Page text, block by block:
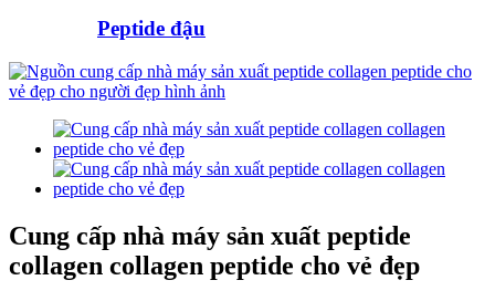
Peptide đậu
Cung cấp nhà máy sản xuất peptide
collagen collagen peptide cho vẻ đẹp